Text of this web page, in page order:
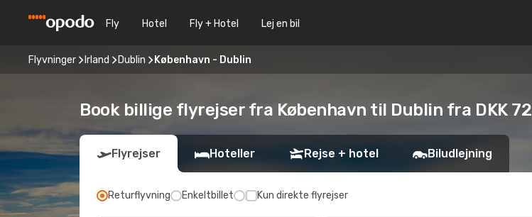
Fly Hotel Fly + Hotel Lej en bil
Flyvninger Irland Dublin København - Dublin
Book billige flyrejser fra København til Dublin fra DKK 72
Flyrejser Hoteller Rejse + hotel Biludlejning
Returflyvning Enkeltbillet Kun direkte flyrejser